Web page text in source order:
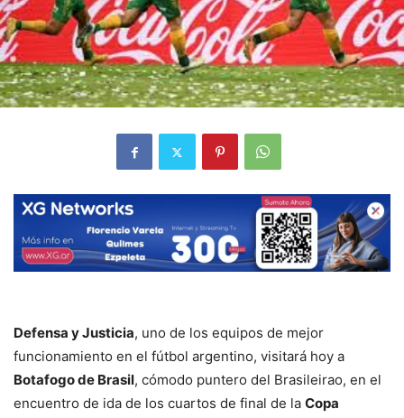
Defensa y Justicia, uno de los equipos de mejor
funcionamiento en el fútbol argentino, visitará hoy a
Botafogo de Brasil, cómodo puntero del Brasileirao, en el
encuentro de ida de los cuartos de final de la Copa